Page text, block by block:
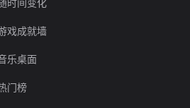
戏成就墙
乐桌面
门榜